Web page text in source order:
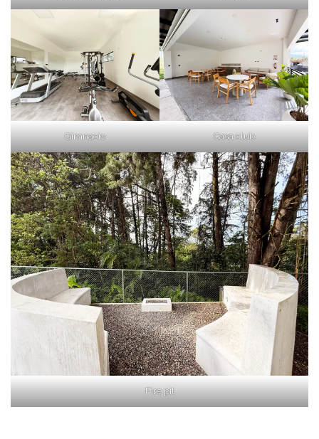
Gimnacio Casa club
Fire pit